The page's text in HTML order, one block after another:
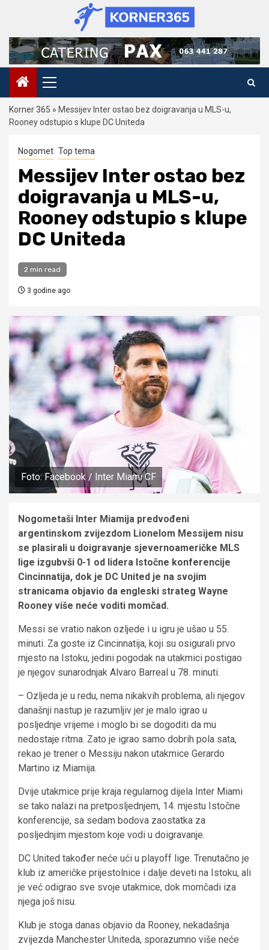
content
Primary
Menu
Korner 365 » Messijev Inter ostao bez doigravanja u MLS-u,
Rooney odstupio s klupe DC Uniteda
Nogomet Top tema
Messijev Inter ostao bez
doigravanja u MLS-u,
Rooney odstupio s klupe
DC Uniteda
2 min read
3 godine ago
Foto: Facebook / Inter Miami CF
Nogometaši Inter Miamija predvođeni
argentinskom zvijezdom Lionelom Messijem nisu
se plasirali u doigravanje sjevernoameričke MLS
lige izgubvši 0-1 od lidera Istočne konferencije
Cincinnatija, dok je DC United je na svojim
stranicama objavio da engleski strateg Wayne
Rooney više neće voditi momčad.
Messi se vratio nakon ozljede i u igru ​​je ušao u 55.
minuti. Za goste iz Cincinnatija, koji su osigurali prvo
mjesto na Istoku, jedini pogodak na utakmici postigao
je njegov sunarodnjak Alvaro Barreal u 78. minuti.
– Ozljeda je u redu, nema nikakvih problema, ali njegov
današnji nastup je razumljiv jer je malo igrao u
posljednje vrijeme i moglo bi se dogoditi da mu
nedostaje ritma. Zato je igrao samo dobrih pola sata,
rekao je trener o Messiju nakon utakmice Gerardo
Martino iz Miamija.
Dvije utakmice prije kraja regularnog dijela Inter Miami
se tako nalazi na pretposljednjem, 14. mjestu Istočne
konferencije, sa sedam bodova zaostatka za
posljednjim mjestom koje vodi u doigravanje.
DC United također neće ući u playoff lige. Trenutačno je
klub iz američke prijestolnice i dalje deveti na Istoku, ali
je već odigrao sve svoje utakmice, dok momčadi iza
njega još nisu.
Klub je stoga danas objavio da Rooney, nekadašnja
zvijezda Manchester Uniteda, sporazumno više neće